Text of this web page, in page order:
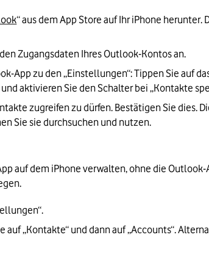
“ aus dem App Store auf Ihr iPhone
Zugangsdaten Ihres Outlook-Kontos an.
App zu den „Einstellungen“: Tippen Sie auf
aktivieren Sie den Schalter bei „Kontakte
zugreifen zu dürfen. Bestätigen Sie dies.
Sie sie durchsuchen und nutzen.
auf dem iPhone verwalten, ohne die
„Kontakte“ und dann auf „Accounts“.